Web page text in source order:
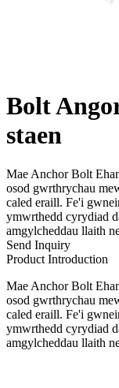
Bolt
staen
Mae Anchor Bolt
osod gwrthrychau
caled eraill. Fe'i
ymwrthedd cyrydiad
amgylcheddau llaith
Send Inquiry
Product Introduction
Mae Anchor Bolt
osod gwrthrychau
caled eraill. Fe'i
ymwrthedd cyrydiad
amgylcheddau llaith